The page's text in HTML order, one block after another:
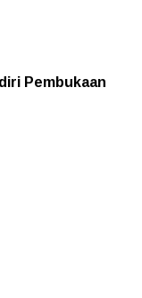
Pembukaan